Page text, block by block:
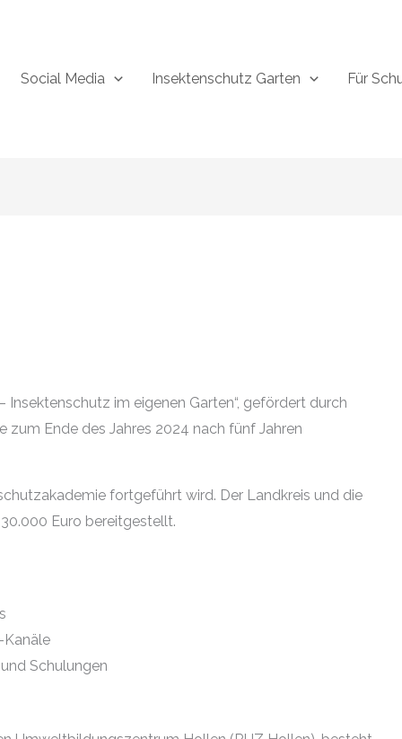
Social Media Insektenschutz Garten Für
Insektenschutz im eigenen Garten“, gefördert durch
Ende des Jahres 2024 nach fünf Jahren
fortgeführt wird. Der Landkreis und die
Euro bereitgestellt.
Kanäle
Schulungen